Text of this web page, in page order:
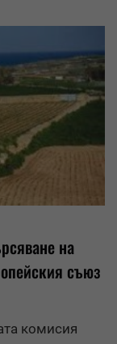
на
съюз
комисия